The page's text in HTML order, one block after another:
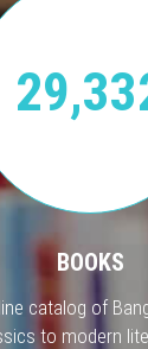
BOOKS
catalog of
to modern